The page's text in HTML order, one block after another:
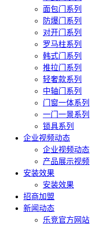
面包门系列
防爆门系列
对开门系列
罗马柱系列
韩式门系列
推拉门系列
轻奢款系列
中轴门系列
门窗一体系列
一门一景系列
锁具系列
企业视频动态
企业视频动态
产品展示视频
安装效果
安装效果
招商加盟
新闻动态
乐竞官方网站